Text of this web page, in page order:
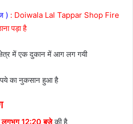
) : Doiwala Lal Tappar Shop Fire
पड़ा है
क्षेत्र में एक दुकान में आग लग गयी
का नुकसान हुआ है
लगभग 12:20 बजे की है